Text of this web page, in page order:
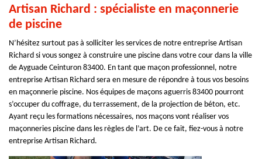
Artisan Richard : spécialiste en maçonnerie
de piscine
N’hésitez surtout pas à solliciter les services de notre entreprise Artisan
Richard si vous songez à construire une piscine dans votre cour dans la ville
de Ayguade Ceinturon 83400. En tant que maçon professionnel, notre
entreprise Artisan Richard sera en mesure de répondre à tous vos besoins
en maçonnerie piscine. Nos équipes de maçons aguerris 83400 pourront
s’occuper du coffrage, du terrassement, de la projection de béton, etc.
Ayant reçu les formations nécessaires, nos maçons vont réaliser vos
maçonneries piscine dans les règles de l’art. De ce fait, fiez-vous à notre
entreprise Artisan Richard.